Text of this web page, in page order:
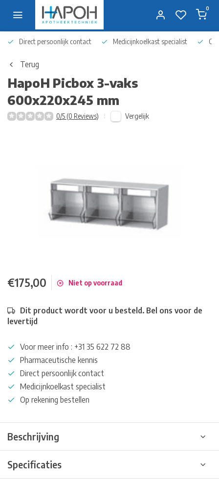
0
Direct persoonlijk contact Medicijnkoelkast specialist Op
Terug
HapoH Picbox 3-vaks
600x220x245 mm
0/5 (0 Reviews) Vergelijk
€175,00 Niet op voorraad
Dit product wordt voor u besteld. Bel ons voor de
levertijd
Voor meer info : +31 35 622 72 88
Pharmaceutische kennis
Direct persoonlijk contact
Medicijnkoelkast specialist
Op rekening bestellen
Beschrijving
Specificaties